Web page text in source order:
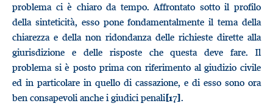
problema ci è chiaro da tempo. Affrontato sotto il profilo
della sinteticità, esso pone fondamentalmente il tema della
chiarezza e della non ridondanza delle richieste dirette alla
giurisdizione e delle risposte che questa deve fare. Il
problema si è posto prima con riferimento al giudizio civile
ed in particolare in quello di cassazione, e di esso sono ora
ben consapevoli anche i giudici penali[17].